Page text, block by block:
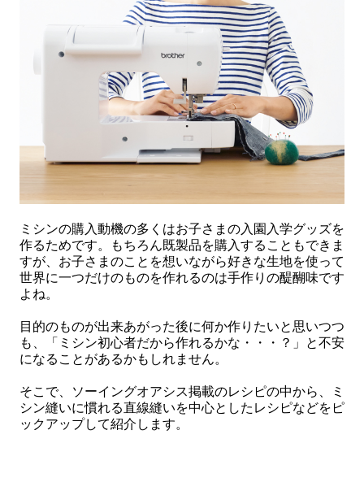
ミシンの購入動機の多くはお子さまの入園入学グッズを
作るためです。もちろん既製品を購入することもできま
すが、お子さまのことを想いながら好きな生地を使って
世界に一つだけのものを作れるのは手作りの醍醐味です
よね。
目的のものが出来あがった後に何か作りたいと思いつつ
も、「ミシン初心者だから作れるかな・・・？」と不安
になることがあるかもしれません。
そこで、ソーイングオアシス掲載のレシピの中から、ミ
シン縫いに慣れる直線縫いを中心としたレシピなどをピ
ックアップして紹介します。